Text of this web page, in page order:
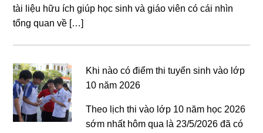
tài liệu hữu ích giúp học sinh và giáo viên có cái nhìn
tổng quan về […]
Khi nào có điểm thi tuyển sinh vào lớp
10 năm 2026
Theo lịch thi vào lớp 10 năm học 2026
sớm nhất hôm qua là 23/5/2026 đã có